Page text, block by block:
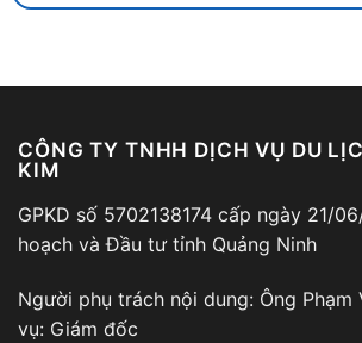
CÔNG TY TNHH DỊCH VỤ DU
KIM
GPKD số 5702138174 cấp ngày 21/
hoạch và Đầu tư tỉnh Quảng Ninh
Người phụ trách nội dung: Ông Phạm
vụ: Giám đốc